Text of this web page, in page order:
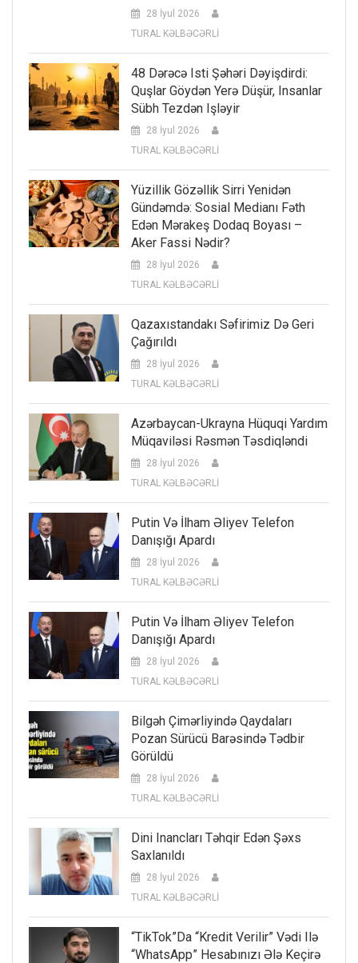
28 İyul 2026
TURAL KƏLBƏCƏRLİ
48 Dərəcə Isti Şəhəri Dəyişdirdi:
Quşlar Göydən Yerə Düşür, Insanlar
Sübh Tezdən Işləyir
28 İyul 2026
TURAL KƏLBƏCƏRLİ
Yüzillik Gözəllik Sirri Yenidən
Gündəmdə: Sosial Medianı Fəth
Edən Mərakeş Dodaq Boyası –
Aker Fassi Nədir?
28 İyul 2026
TURAL KƏLBƏCƏRLİ
Qazaxıstandakı Səfirimiz Də Geri
Çağırıldı
28 İyul 2026
TURAL KƏLBƏCƏRLİ
Azərbaycan-Ukrayna Hüquqi Yardım
Müqaviləsi Rəsmən Təsdiqləndi
28 İyul 2026
TURAL KƏLBƏCƏRLİ
Putin Və İlham Əliyev Telefon
Danışığı Apardı
28 İyul 2026
TURAL KƏLBƏCƏRLİ
Putin Və İlham Əliyev Telefon
Danışığı Apardı
28 İyul 2026
TURAL KƏLBƏCƏRLİ
Bilgəh Çimərliyində Qaydaları
Pozan Sürücü Barəsində Tədbir
Görüldü
28 İyul 2026
TURAL KƏLBƏCƏRLİ
Dini Inancları Təhqir Edən Şəxs
Saxlanıldı
28 İyul 2026
TURAL KƏLBƏCƏRLİ
“TikTok”da “kredit Verilir” Vədi Ilə
“WhatsApp” Hesabınızı Ələ Keçirə